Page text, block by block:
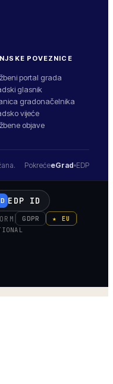
POVEZNICE
portal grada
glasnik
gradonačelnika
vijeće
objave
PokrećeeGrad EDP
EDP ID
GDPR
★ EU